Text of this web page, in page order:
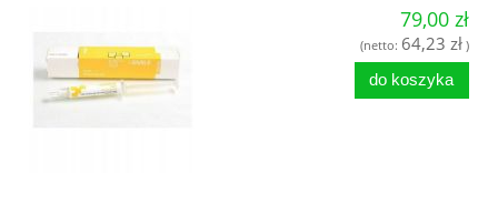
79,00 zł
(netto: 64,23 zł )
do koszyka